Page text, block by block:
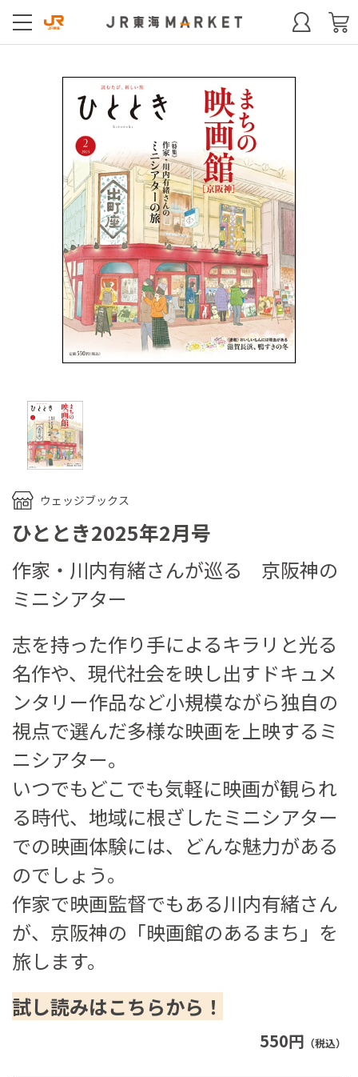
ウェッジブックス
ひととき2025年2月号
550円 （税込）
作家・川内有緒さんが巡る 京阪神の
ミニシアター
志を持った作り手によるキラリと光る
名作や、現代社会を映し出すドキュメ
ンタリー作品など小規模ながら独自の
視点で選んだ多様な映画を上映するミ
ニシアター。
いつでもどこでも気軽に映画が観られ
る時代、地域に根ざしたミニシアター
での映画体験には、どんな魅力がある
のでしょう。
作家で映画監督でもある川内有緒さん
が、京阪神の「映画館のあるまち」を
旅します。
試し読みはこちらから！